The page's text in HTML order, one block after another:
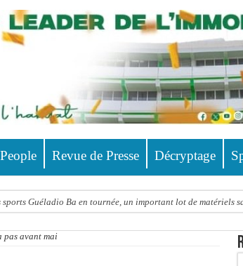
People Revue de Presse Décryptage
sports Guéladio Ba en tournée, un important lot de matériels
pas avant mai